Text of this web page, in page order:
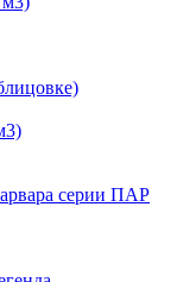
серии ПАР